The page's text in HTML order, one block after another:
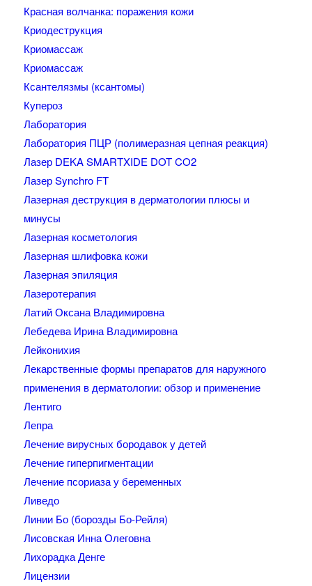
Красная волчанка: поражения кожи
Криодеструкция
Криомассаж
Криомассаж
Ксантелязмы (ксантомы)
Купероз
Лаборатория
Лаборатория ПЦР (полимеразная цепная реакция)
Лазер DEKA SMARTXIDE DOT CO2
Лазер Synchro FT
Лазерная деструкция в дерматологии плюсы и
минусы
Лазерная косметология
Лазерная шлифовка кожи
Лазерная эпиляция
Лазеротерапия
Латий Оксана Владимировна
Лебедева Ирина Владимировна
Лейконихия
Лекарственные формы препаратов для наружного
применения в дерматологии: обзор и применение
Лентиго
Лепра
Лечение вирусных бородавок у детей
Лечение гиперпигментации
Лечение псориаза у беременных
Ливедо
Линии Бо (борозды Бо-Рейля)
Лисовская Инна Олеговна
Лихорадка Денге
Лицензии